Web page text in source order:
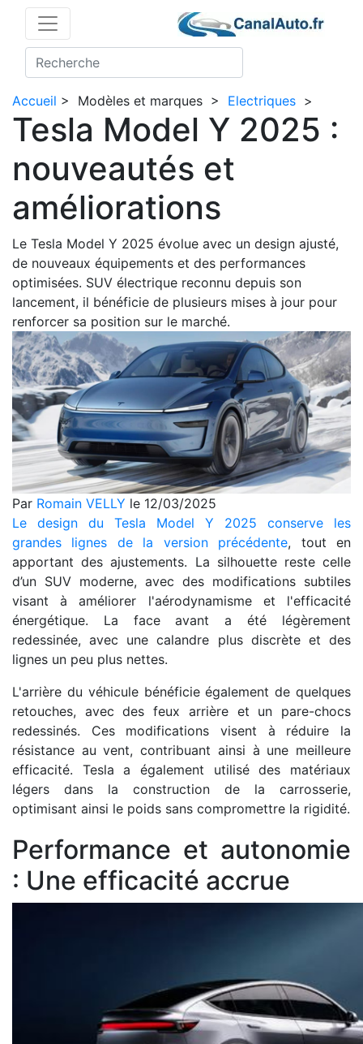
Accueil > Modèles et marques > Electriques >
Tesla Model Y 2025 :
nouveautés et
améliorations
Le Tesla Model Y 2025 évolue avec un design ajusté,
de nouveaux équipements et des performances
optimisées. SUV électrique reconnu depuis son
lancement, il bénéficie de plusieurs mises à jour pour
renforcer sa position sur le marché.
Par Romain VELLY le 12/03/2025
Le design du Tesla Model Y 2025 conserve les
grandes lignes de la version précédente, tout en
apportant des ajustements. La silhouette reste celle
d’un SUV moderne, avec des modifications subtiles
visant à améliorer l'aérodynamisme et l'efficacité
énergétique. La face avant a été légèrement
redessinée, avec une calandre plus discrète et des
lignes un peu plus nettes.
L'arrière du véhicule bénéficie également de quelques
retouches, avec des feux arrière et un pare-chocs
redessinés. Ces modifications visent à réduire la
résistance au vent, contribuant ainsi à une meilleure
efficacité. Tesla a également utilisé des matériaux
légers dans la construction de la carrosserie,
optimisant ainsi le poids sans compromettre la rigidité.
Performance et autonomie
: Une efficacité accrue